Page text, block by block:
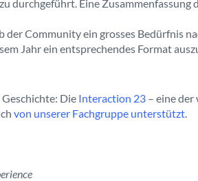
durchgeführt. Eine Zusammenfassung
Community ein grosses Bedürfnis
Jahr ein entsprechendes Format
Die Interaction 23 – eine
von unserer Fachgruppe unterstützt.